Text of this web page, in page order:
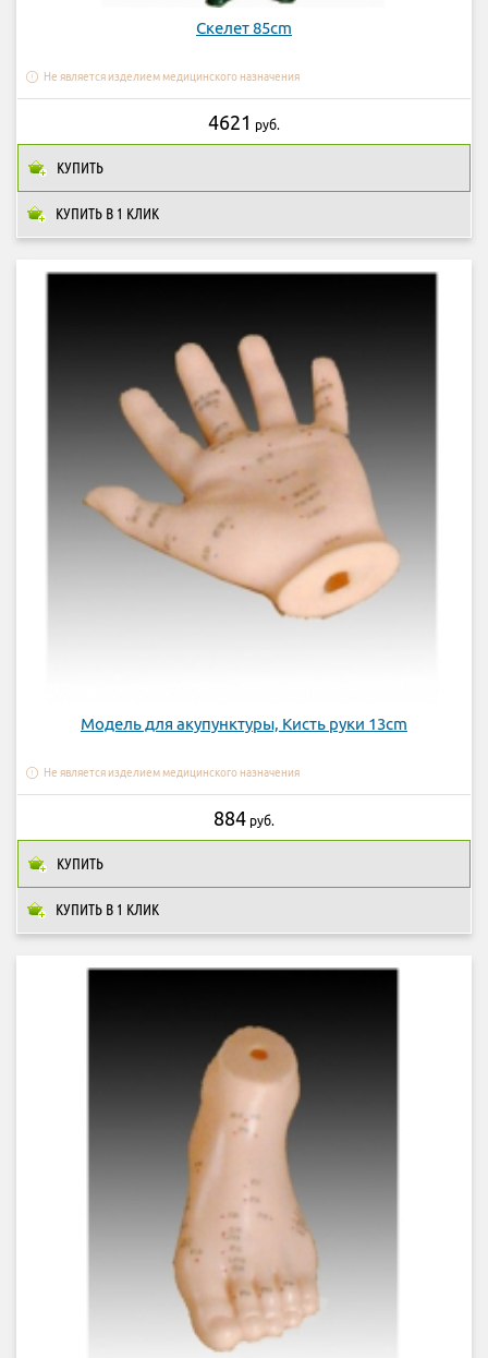
Скелет 85cm
Не является изделием медицинского назначения
КУПИТЬ В 1 КЛИК
4621 руб.
КУПИТЬ
Модель для акупунктуры, Кисть руки 13cm
Не является изделием медицинского назначения
КУПИТЬ В 1 КЛИК
884 руб.
КУПИТЬ